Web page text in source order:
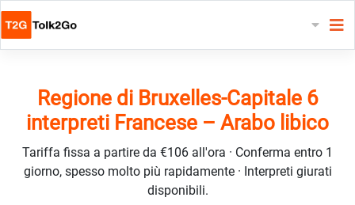
Regione di Bruxelles-Capitale 6
interpreti Francese – Arabo libico
Tariffa fissa a partire da €106 all'ora · Conferma entro 1
giorno, spesso molto più rapidamente · Interpreti giurati
disponibili.